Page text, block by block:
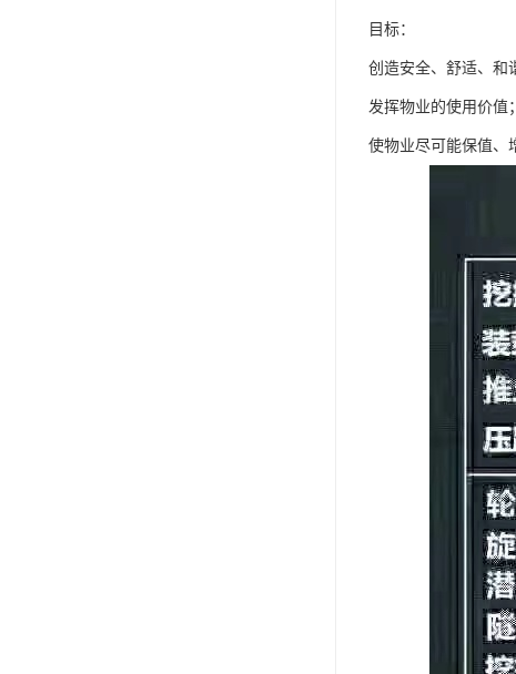
目标：
创造安全、舒适、和
发挥物业的使用价值；
使物业尽可能保值、